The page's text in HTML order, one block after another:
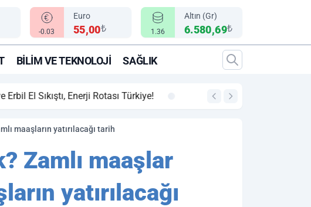
-0.03
Euro
55,00₺ 1.36
Altın (Gr)
6.580,69₺
BILIM VE TEKNOLOJI SAĞLIK
00:12
maaşların yatırılacağı tarih
Zamlı maaşlar
yatırılacağı